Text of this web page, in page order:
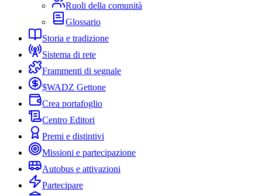
Ruoli della comunità
Glossario
Storia e tradizione
Sistema di rete
Frammenti di segnale
$WADZ Gettone
Crea portafoglio
Centro Editori
Premi e distintivi
Missioni e partecipazione
Autobus e attivazioni
Partecipare